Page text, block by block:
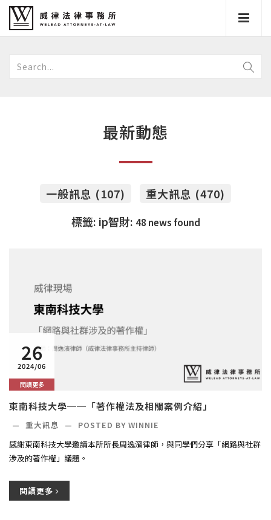
最新動態
一般訊息 (107)
重大訊息 (470)
標籤: ip智財: 48 news found
26
2024/06
閱讀更多
東南科技大學──「著作權法及相關案例介紹」
— 重大訊息 —
POSTED BY WINNIE
感謝東南科技大學邀請本所所長周逸濱律師，與同學們分享「網路與社群
涉及的著作權」議題。
閱讀更多